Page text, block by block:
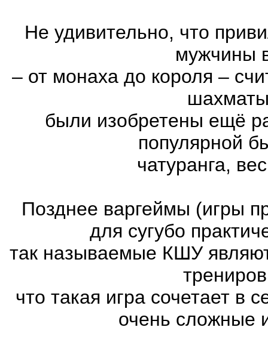
Не удивительно, что
мужчины
– от монаха до короля –
были изобретены ещё
популярной
чатуранга,
Позднее варгеймы (игры
для сугубо
так называемые КШУ
что такая игра сочетает в
очень сложные